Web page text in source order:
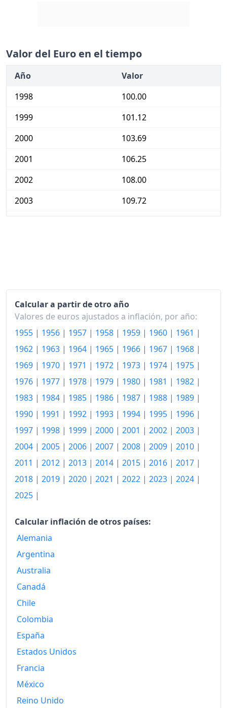
Valor del Euro en el tiempo
Año
Valor
1998
100.00
1999
101.12
2000
103.69
2001
106.25
2002
108.00
2003
109.72
2008
124.69
2010
127.35
2011
131.85
2012
135.59
2013
137.10
2014
137.58
2015
138.35
141.09
2017
2019
2020
2021
2023
2024
2026-06
Hoy
Calcular a partir de otro año
Valores de euros ajustados a inflación, por año:
1955 | 1956 | 1957 | 1958 | 1959 | 1960 | 1961 |
1962 | 1963 | 1964 | 1965 | 1966 | 1967 | 1968 |
1969 | 1970 | 1971 | 1972 | 1973 | 1974 | 1975 |
1976 | 1977 | 1978 | 1979 | 1980 | 1981 | 1982 |
1983 | 1984 | 1985 | 1986 | 1987 | 1988 | 1989 |
1990 | 1991 | 1992 | 1993 | 1994 | 1995 | 1996 |
1997 | 1998 | 1999 | 2000 | 2001 | 2002 | 2003 |
2004 | 2005 | 2006 | 2007 | 2008 | 2009 | 2010 |
2011 | 2012 | 2013 | 2014 | 2015 | 2016 | 2017 |
2018 | 2019 | 2020 | 2021 | 2022 | 2023 | 2024 |
2025 |
Calcular inflación de otros países:
Alemania
Argentina
Australia
Canadá
Chile
Colombia
España
Estados Unidos
Francia
México
Reino Unido